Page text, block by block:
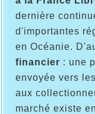
dernière
d'importantes
en Océanie.
financier : une
envoyée vers
aux
marché existe